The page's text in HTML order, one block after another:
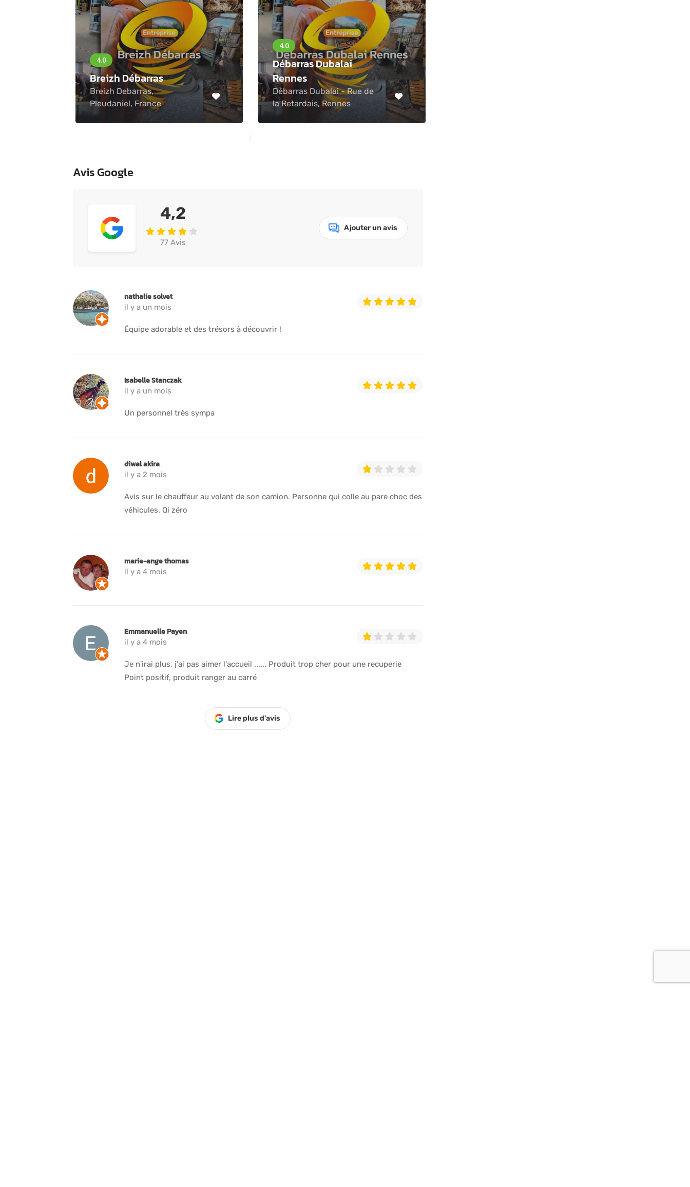
Breizh Débarras
Breizh Debarras,
Pleudaniel, France
Débarras Dubalai
Rennes
Débarras Dubalai - Rue de
la Retardais, Rennes
Avis Google
4,2
77 Avis
Ajouter un avis
nathalie solvet
il y a un mois
Équipe adorable et des trésors à découvrir !
Isabelle Stanczak
il y a un mois
Un personnel très sympa
diwal akira
il y a 2 mois
Avis sur le chauffeur au volant de son camion. Personne qui colle au pare choc des
véhicules. Qi zéro
marie-ange thomas
il y a 4 mois
Emmanuelle Payen
il y a 4 mois
Je n'irai plus, j'ai pas aimer l'accueil ...... Produit trop cher pour une recuperie
Point positif, produit ranger au carré
Lire plus d'avis